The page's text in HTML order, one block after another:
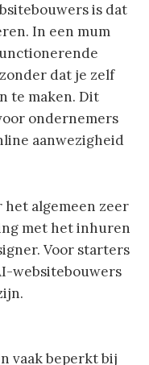
is dat
In een mum
dat je zelf
te maken. Dit
ondernemers
aanwezigheid
het algemeen zeer
met het inhuren
Voor starters
websitebouwers
vaak beperkt bij